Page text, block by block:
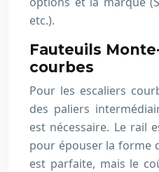
etc.).
Fauteuils
courbes
Pour les escaliers
des paliers
est nécessaire. Le rail
pour épouser la forme
est parfaite, mais le